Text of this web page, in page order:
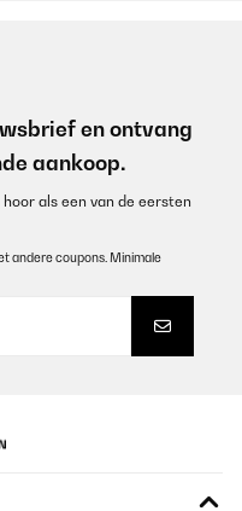
en ontvang
aankoop.
als een van de eersten
andere coupons. Minimale